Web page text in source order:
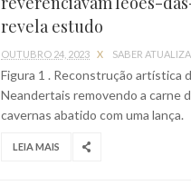
revela estudo
OUTUBRO 24, 2023 X SABER
Figura 1 . Reconstrução artística
Neandertais removendo a carne
cavernas abatido com uma
LEIA MAIS